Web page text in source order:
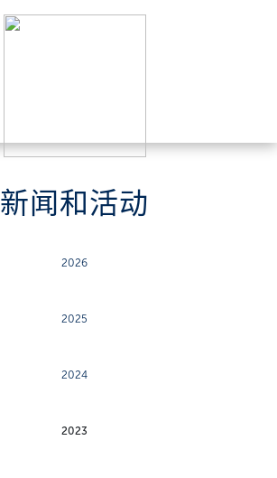
新闻和活动
2026
2025
2024
2023